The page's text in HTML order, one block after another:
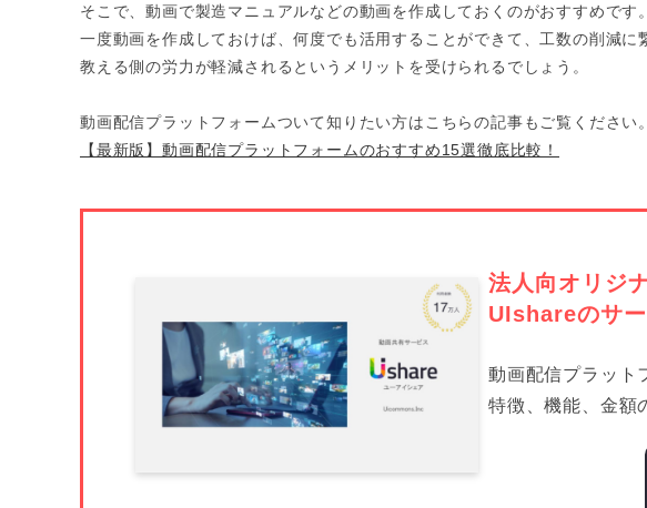
そこで、動画で製造マニュアルなどの動画を作成しておくのがおすすめです。
一度動画を作成しておけば、何度でも活用することができて、工数の削減に
教える側の労力が軽減されるというメリットを受けられるでしょう。
動画配信プラットフォームついて知りたい方はこちらの記事もご覧ください。
【最新版】動画配信プラットフォームのおすすめ15選徹底比較！
法人向オリジ
UIshareのサ
動画配信プラット
特徴、機能、金額